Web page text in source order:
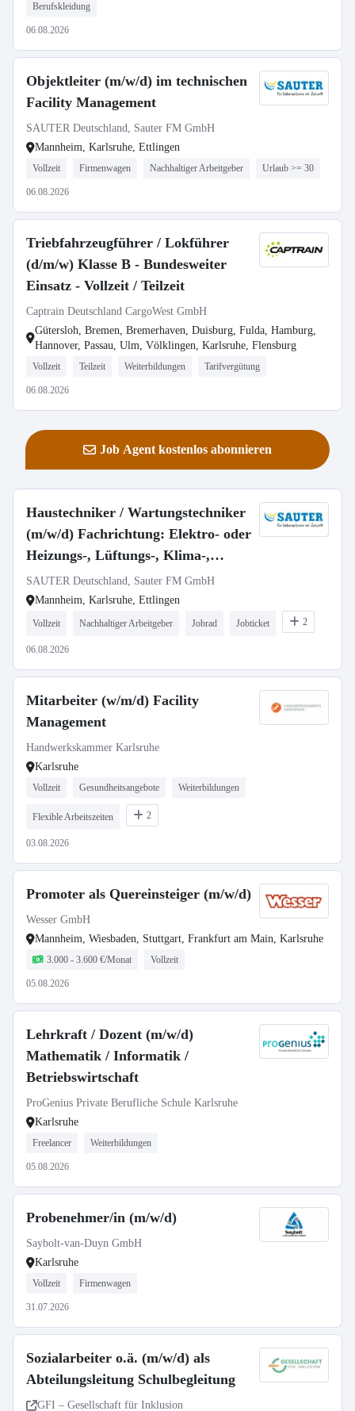
Berufskleidung
06.08.2026
Objektleiter (m/w/d) im technischen
Facility Management
SAUTER Deutschland, Sauter FM GmbH
Mannheim, Karlsruhe, Ettlingen
Vollzeit Firmenwagen Nachhaltiger Arbeitgeber Urlaub >= 30
06.08.2026
Triebfahrzeugführer / Lokführer
(d/m/w) Klasse B - Bundesweiter
Einsatz - Vollzeit / Teilzeit
Captrain Deutschland CargoWest GmbH
Gütersloh, Bremen, Bremerhaven, Duisburg, Fulda, Hamburg,
Hannover, Passau, Ulm, Völklingen, Karlsruhe, Flensburg
Vollzeit Teilzeit Weiterbildungen Tarifvergütung
06.08.2026
Job Agent kostenlos abonnieren
Haustechniker / Wartungstechniker
(m/w/d) Fachrichtung: Elektro- oder
Heizungs-, Lüftungs-, Klima-,
Sanitärtechnik
SAUTER Deutschland, Sauter FM GmbH
Mannheim, Karlsruhe, Ettlingen
Vollzeit Nachhaltiger Arbeitgeber Jobrad Jobticket 2
06.08.2026
Mitarbeiter (w/m/d) Facility
Management
Handwerkskammer Karlsruhe
Karlsruhe
Vollzeit Gesundheitsangebote Weiterbildungen
Flexible Arbeitszeiten 2
03.08.2026
Promoter als Quereinsteiger (m/w/d)
Wesser GmbH
Mannheim, Wiesbaden, Stuttgart, Frankfurt am Main, Karlsruhe
3.000 - 3.600 €/Monat Vollzeit
05.08.2026
Lehrkraft / Dozent (m/w/d)
Mathematik / Informatik /
Betriebswirtschaft
ProGenius Private Berufliche Schule Karlsruhe
Karlsruhe
Freelancer Weiterbildungen
05.08.2026
Probenehmer/in (m/w/d)
Saybolt-van-Duyn GmbH
Karlsruhe
Vollzeit Firmenwagen
31.07.2026
Sozialarbeiter o.ä. (m/w/d) als
Abteilungsleitung Schulbegleitung
GFI – Gesellschaft für Inklusion